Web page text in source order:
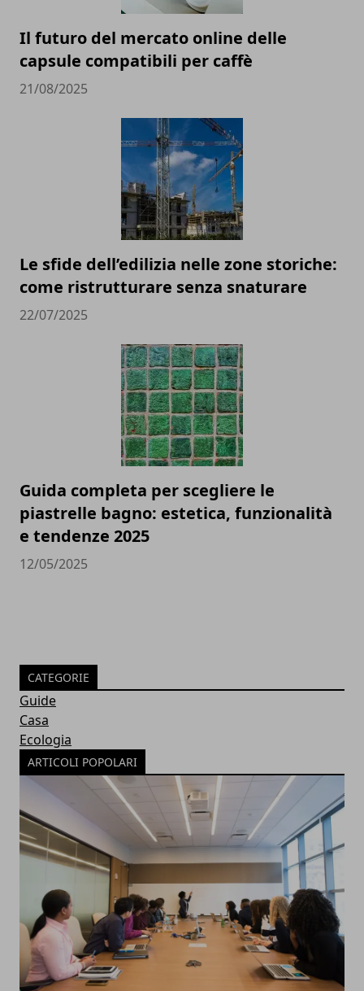
Il futuro del mercato online delle
capsule compatibili per caffè
21/08/2025
Le sfide dell’edilizia nelle zone storiche:
come ristrutturare senza snaturare
22/07/2025
Guida completa per scegliere le
piastrelle bagno: estetica, funzionalità
e tendenze 2025
12/05/2025
CATEGORIE
Guide
Casa
Ecologia
ARTICOLI POPOLARI